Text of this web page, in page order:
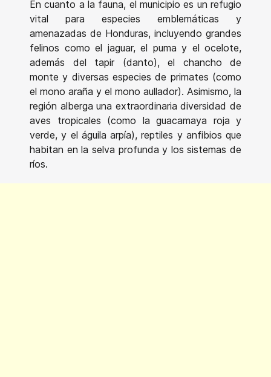
En cuanto a la fauna, el municipio es un refugio
vital para especies emblemáticas y
amenazadas de Honduras, incluyendo grandes
felinos como el jaguar, el puma y el ocelote,
además del tapir (danto), el chancho de
monte y diversas especies de primates (como
el mono araña y el mono aullador). Asimismo, la
región alberga una extraordinaria diversidad de
aves tropicales (como la guacamaya roja y
verde, y el águila arpía), reptiles y anfibios que
habitan en la selva profunda y los sistemas de
ríos.